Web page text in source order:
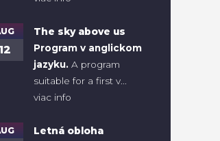
12
The sky above us
Program v anglickom
jazyku. A program
suitable for a first v...
viac info
Letná obloha